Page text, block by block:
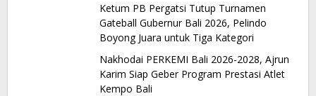
Ketum PB Pergatsi Tutup Turnamen
Gateball Gubernur Bali 2026, Pelindo
Boyong Juara untuk Tiga Kategori
Nakhodai PERKEMI Bali 2026-2028, Ajrun
Karim Siap Geber Program Prestasi Atlet
Kempo Bali